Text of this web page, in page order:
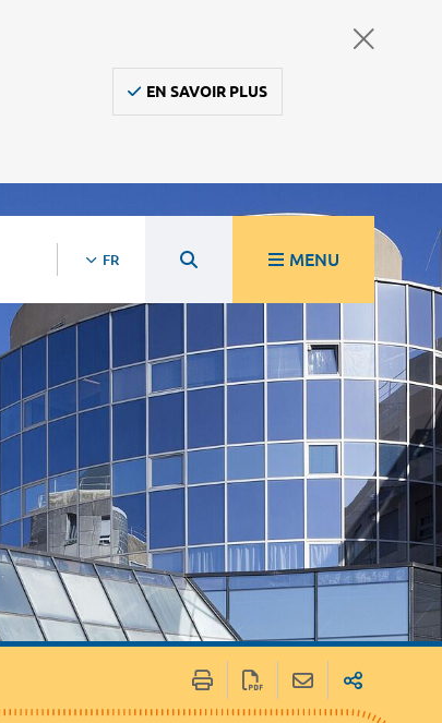
EN SAVOIR PLUS
FR MENU